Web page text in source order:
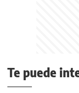
Te puede